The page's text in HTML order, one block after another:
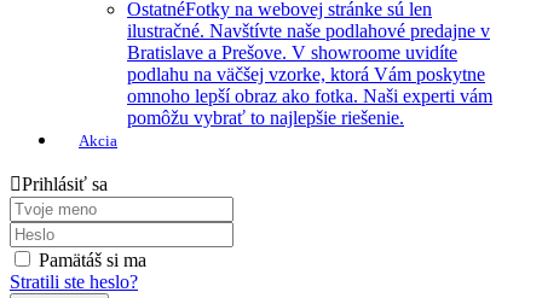
OstatnéFotky na webovej stránke sú len
ilustračné. Navštívte naše podlahové predajne v
Bratislave a Prešove. V showroome uvidíte
podlahu na väčšej vzorke, ktorá Vám poskytne
omnoho lepší obraz ako fotka. Naši experti vám
pomôžu vybrať to najlepšie riešenie.
Akcia
Prihlásiť sa
Pamätáš si ma
Stratili ste heslo?